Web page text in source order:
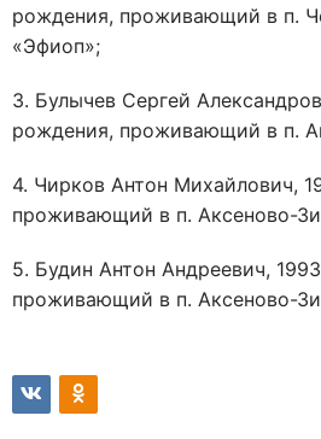
рождения, проживающий в п.
«Эфиоп»;
3. Булычев Сергей
рождения, проживающий в п.
4. Чирков Антон Михайлович,
проживающий в п. Аксеново-
5. Будин Антон Андреевич,
проживающий в п. Аксеново-